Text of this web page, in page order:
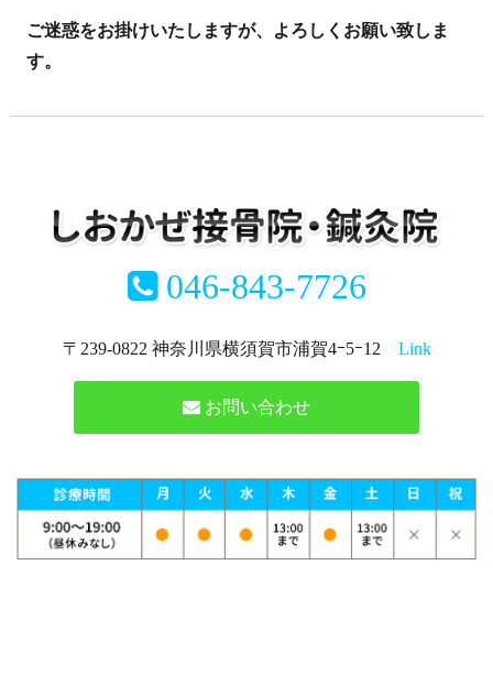
ご迷惑をお掛けいたしますが、よろしくお願い致しま
す。
046-843-7726
〒239-0822 神奈川県横須賀市浦賀4ｰ5ｰ12 Link
お問い合わせ